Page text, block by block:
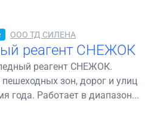
ООО ТД СИЛЕНА
реагент СНЕЖОК
реагент СНЕЖОК.
зон, дорог и улиц
года. Работает в диапазон...